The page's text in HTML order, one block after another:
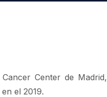
Center de Madrid,
el 2019.